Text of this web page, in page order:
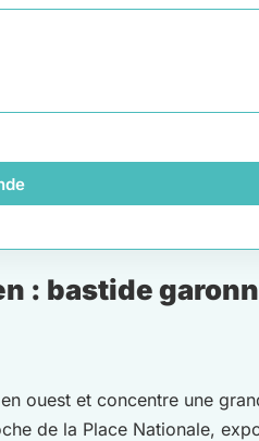
: bastide
ouest et concentre une
de la Place Nationale,